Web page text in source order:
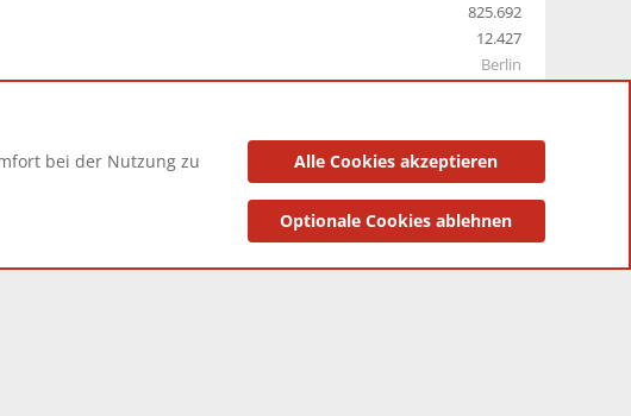
825.692
12.427
Berlin
Datenschutzerklärung Impressum
bei der Nutzung zu
Alle Cookies akzeptieren
Optionale Cookies ablehnen